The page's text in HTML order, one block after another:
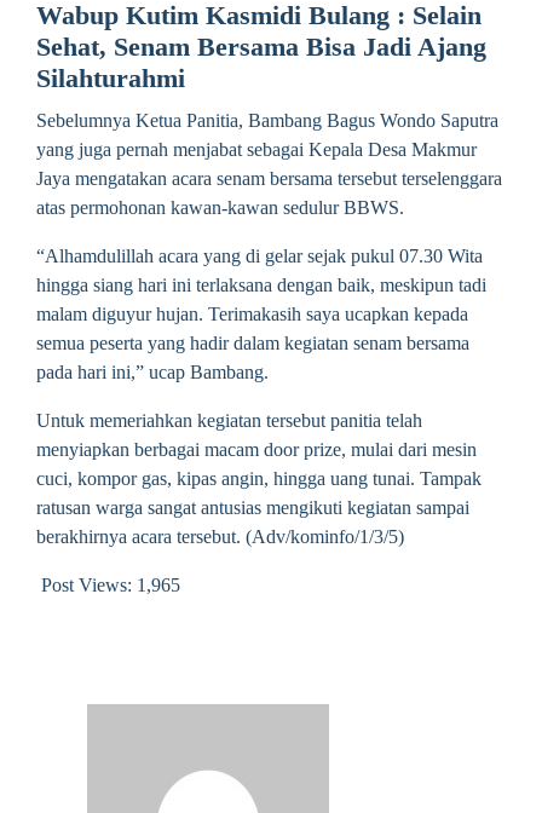
Wabup Kutim Kasmidi Bulang : Selain
Sehat, Senam Bersama Bisa Jadi Ajang
Silahturahmi
Sebelumnya Ketua Panitia, Bambang Bagus Wondo Saputra
yang juga pernah menjabat sebagai Kepala Desa Makmur
Jaya mengatakan acara senam bersama tersebut terselenggara
atas permohonan kawan-kawan sedulur BBWS.
“Alhamdulillah acara yang di gelar sejak pukul 07.30 Wita
hingga siang hari ini terlaksana dengan baik, meskipun tadi
malam diguyur hujan. Terimakasih saya ucapkan kepada
semua peserta yang hadir dalam kegiatan senam bersama
pada hari ini,” ucap Bambang.
Untuk memeriahkan kegiatan tersebut panitia telah
menyiapkan berbagai macam door prize, mulai dari mesin
cuci, kompor gas, kipas angin, hingga uang tunai. Tampak
ratusan warga sangat antusias mengikuti kegiatan sampai
berakhirnya acara tersebut. (Adv/kominfo/1/3/5)
Post Views: 1,965